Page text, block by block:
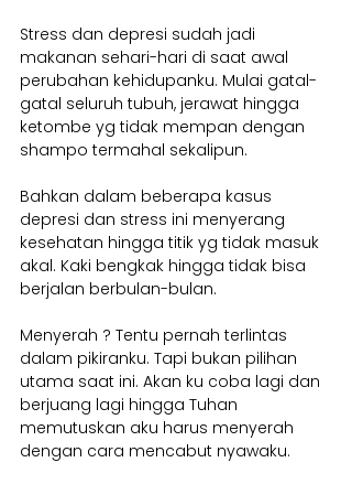
Stress dan depresi sudah jadi
makanan sehari-hari di saat awal
perubahan kehidupanku. Mulai gatal-
gatal seluruh tubuh, jerawat hingga
ketombe yg tidak mempan dengan
shampo termahal sekalipun.
Bahkan dalam beberapa kasus
depresi dan stress ini menyerang
kesehatan hingga titik yg tidak masuk
akal. Kaki bengkak hingga tidak bisa
berjalan berbulan-bulan.
Menyerah ? Tentu pernah terlintas
dalam pikiranku. Tapi bukan pilihan
utama saat ini. Akan ku coba lagi dan
berjuang lagi hingga Tuhan
memutuskan aku harus menyerah
dengan cara mencabut nyawaku.